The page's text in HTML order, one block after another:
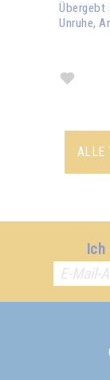
Übergebt
Unruhe,
ALLE
Ich